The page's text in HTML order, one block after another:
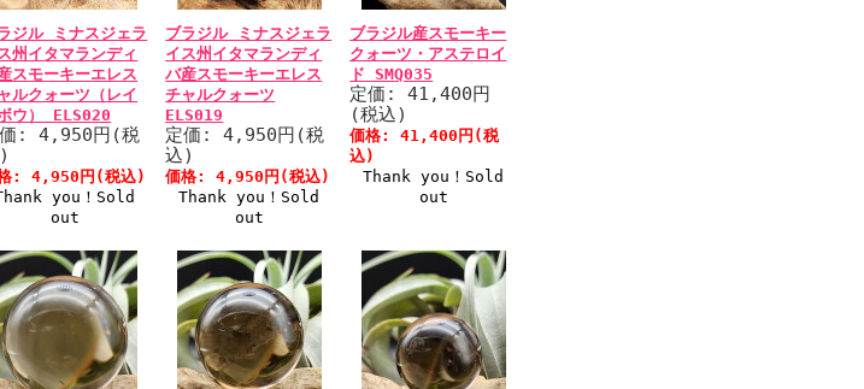
ジル ミナスジェラ
州イタマランディ
スモーキーエレス
ルクォーツ（レイ
ウ） ELS020
: 4,950円(税
: 4,950円(税込)
you！Sold
out
ブラジル ミナスジェラ
イス州イタマランディ
バ産スモーキーエレス
チャルクォーツ
ELS019
定価: 4,950円(税
込)
価格: 4,950円(税込)
Thank you！Sold
out
ブラジル産スモーキー
クォーツ・アステロイ
ド SMQ035
定価: 41,400円
(税込)
価格: 41,400円(税
込)
Thank you！Sold
out